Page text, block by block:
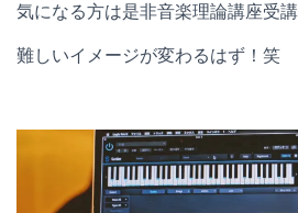
気になる方は是非音楽理論講座受
難しいイメージが変わるはず！笑